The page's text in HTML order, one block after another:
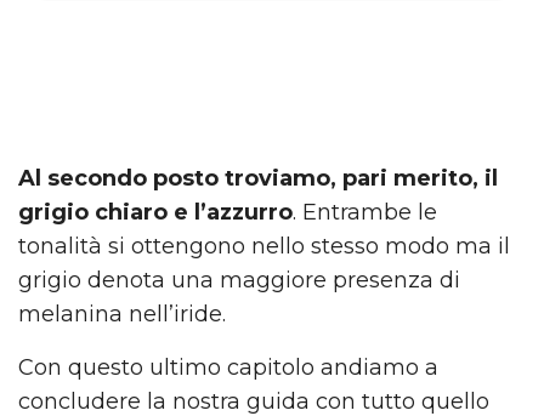
Al secondo posto troviamo, pari merito, il
grigio chiaro e l’azzurro. Entrambe le
tonalità si ottengono nello stesso modo ma il
grigio denota una maggiore presenza di
melanina nell’iride.
Con questo ultimo capitolo andiamo a
concludere la nostra guida con tutto quello